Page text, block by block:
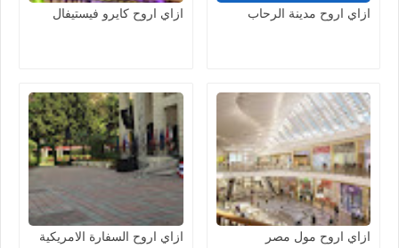
ازاي اروح مدينة الرحاب ازاي اروح كايرو فيستيفال
ازاي اروح مول مصر
ازاي اروح السفارة الامريكية